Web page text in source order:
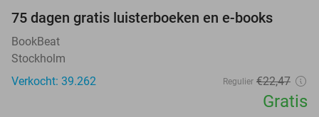
75 dagen gratis luisterboeken en e-books
BookBeat
Stockholm
Verkocht: 39.262
Regulier €22,47
Gratis